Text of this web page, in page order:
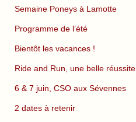
Semaine Poneys à Lamotte
Programme de l’été
Bientôt les vacances !
Ride and Run, une belle réussite
6 & 7 juin, CSO aux Sévennes
2 dates à retenir